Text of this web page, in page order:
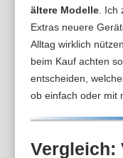
ältere Modelle .
Extras neuere
Alltag wirklich
beim Kauf achten
entscheiden,
ob einfach oder mit
Vergleich: